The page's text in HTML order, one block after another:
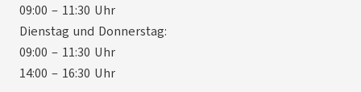
09:00 – 11:30 Uhr
Dienstag und Donnerstag:
09:00 – 11:30 Uhr
14:00 – 16:30 Uhr